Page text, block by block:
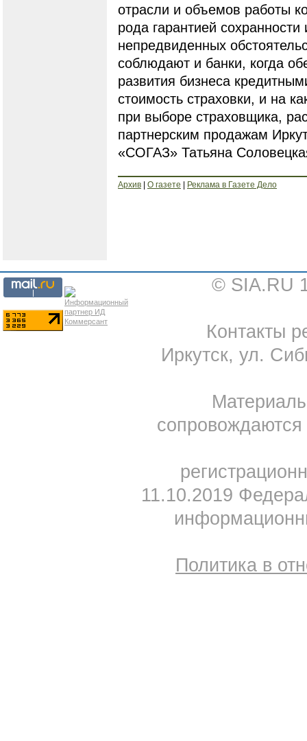
отрасли и объемов работы
рода гарантией
непредвиденных
соблюдают и банки, когда
развития бизнеса
стоимость страховки, и на
при выборе страховщика,
партнерским продажам
«СОГАЗ» Татьяна
Архив | О газете | Реклама в Газете Дело
© SIA.RU
Контакты
Иркутск, ул.
11.10.2019
Политика в